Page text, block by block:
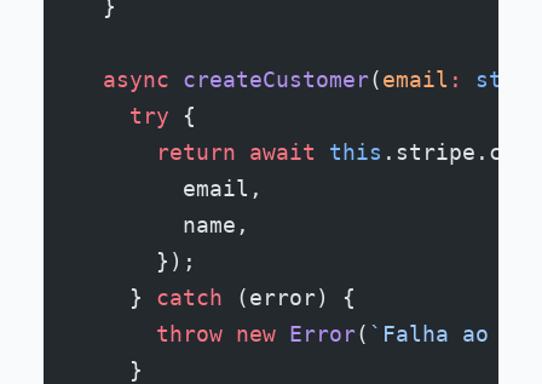
  }
  async
createCustomer(email :
    try
{
      return
await this
        email,
        name,
      });
    }
catch (error) {
      throw
new Error( `Falha ao
    }